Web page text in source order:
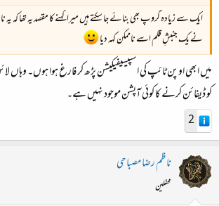
ایک سے زیادہ گروپ بھی بنائے جا سکتے ہیں میرا کہنے کا مقصد یہ تھا کہ
نے یک جنبشِ قلم اسے ناممکن کہہ دیا
میں ابھی اوپن ٹائپ کی اسپیسیفیکیشن پڑھ کر فارغ ہوا ہوں۔
کو ڈیفائن کرنے کا کوئی آپشن موجود نہیں ہے۔
2
ناظم رضا مصباحی
محفلین